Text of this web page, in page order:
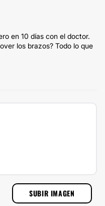
en 10 días con el doctor.
los brazos? Todo lo que
SUBIR IMAGEN